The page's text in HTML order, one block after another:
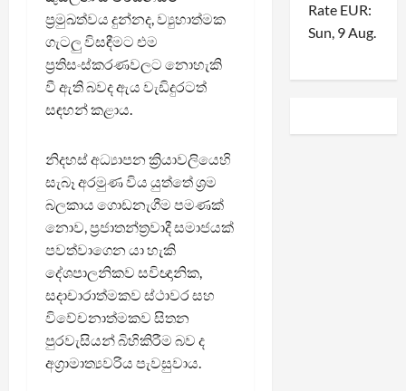
ප්‍රමුඛත්වය දුන්නද, ව්‍යුහාත්මක
ගැටලු විසඳීමට එම
ප්‍රතිසංස්කරණවලට නොහැකි
වී ඇති බවද ඇය වැඩිදුරටත්
සඳහන් කළාය.
නිදහස් අධ්‍යාපන ක්‍රියාවලියෙහි
සැබෑ අරමුණ විය යුත්තේ ශ්‍රම
බලකාය ගොඩනැගීම පමණක්
නොව, ප්‍රජාතන්ත්‍රවාදී සමාජයක්
පවත්වාගෙන යා හැකි
දේශපාලනිකව සවිඥානික,
සදාචාරාත්මකව ස්ථාවර සහ
විවේචනාත්මකව සිතන
පුරවැසියන් බිහිකිරීම බව ද
අග්‍රාමාත්‍යවරිය පැවසුවාය.
Rate EUR:
Sun, 9 Aug.